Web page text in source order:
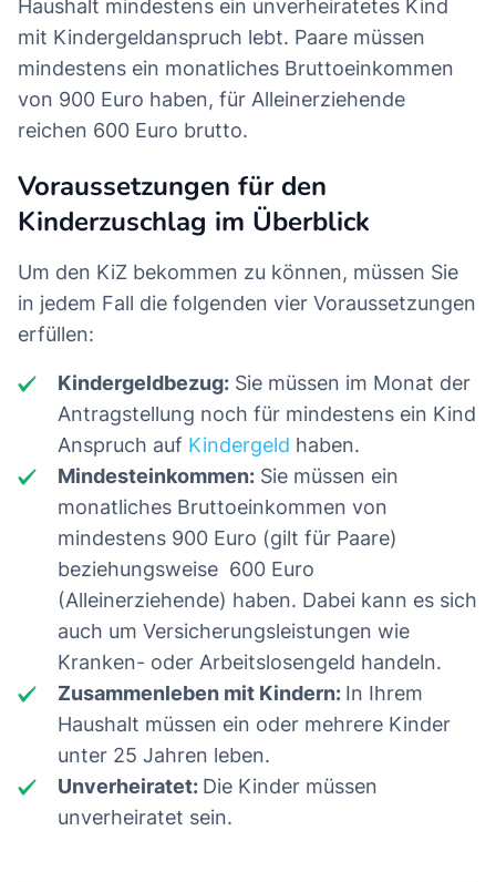
Haushalt mindestens ein unverheiratetes Kind
mit Kindergeldanspruch lebt. Paare müssen
mindestens ein monatliches Bruttoeinkommen
von 900 Euro haben, für Alleinerziehende
reichen 600 Euro brutto.
Voraussetzungen für den
Kinderzuschlag im Überblick
Um den KiZ bekommen zu können, müssen Sie
in jedem Fall die folgenden vier Voraussetzungen
erfüllen:
Kindergeldbezug: Sie müssen im Monat der
Antragstellung noch für mindestens ein Kind
Anspruch auf Kindergeld haben.
Mindesteinkommen: Sie müssen ein
monatliches Bruttoeinkommen von
mindestens 900 Euro (gilt für Paare)
beziehungsweise 600 Euro
(Alleinerziehende) haben. Dabei kann es sich
auch um Versicherungsleistungen wie
Kranken- oder Arbeitslosengeld handeln.
Zusammenleben mit Kindern: In Ihrem
Haushalt müssen ein oder mehrere Kinder
unter 25 Jahren leben.
Unverheiratet: Die Kinder müssen
unverheiratet sein.